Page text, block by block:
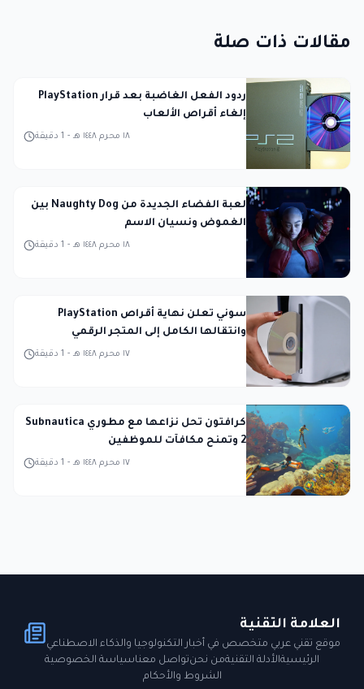
مقالات ذات صلة
ردود الفعل الغاضبة بعد قرار PlayStation
إلغاء أقراص الألعاب
1 دقيقة - ١٨ محرم ١٤٤٨ هـ
لعبة الفضاء الجديدة من Naughty Dog بين
الغموض ونسيان الاسم
1 دقيقة - ١٨ محرم ١٤٤٨ هـ
سوني تعلن نهاية أقراص PlayStation
وانتقالها الكامل إلى المتجر الرقمي
1 دقيقة - ١٧ محرم ١٤٤٨ هـ
كرافتون تحل نزاعها مع مطوري Subnautica
2 وتمنح مكافآت للموظفين
1 دقيقة - ١٧ محرم ١٤٤٨ هـ
العلامة التقنية
موقع تقني عربي متخصص في أخبار التكنولوجيا والذكاء الاصطناعي
الرئيسيةالأدلة التقنيةمن نحنتواصل معناسياسة الخصوصية
الشروط والأحكام